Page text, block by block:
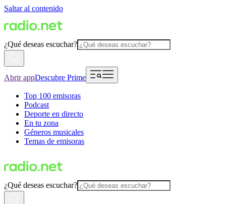
Saltar al contenido
¿Qué deseas escuchar?
Abrir appDescubre Prime
Top 100 emisoras
Podcast
Deporte en directo
En tu zona
Géneros musicales
Temas de emisoras
¿Qué deseas escuchar?